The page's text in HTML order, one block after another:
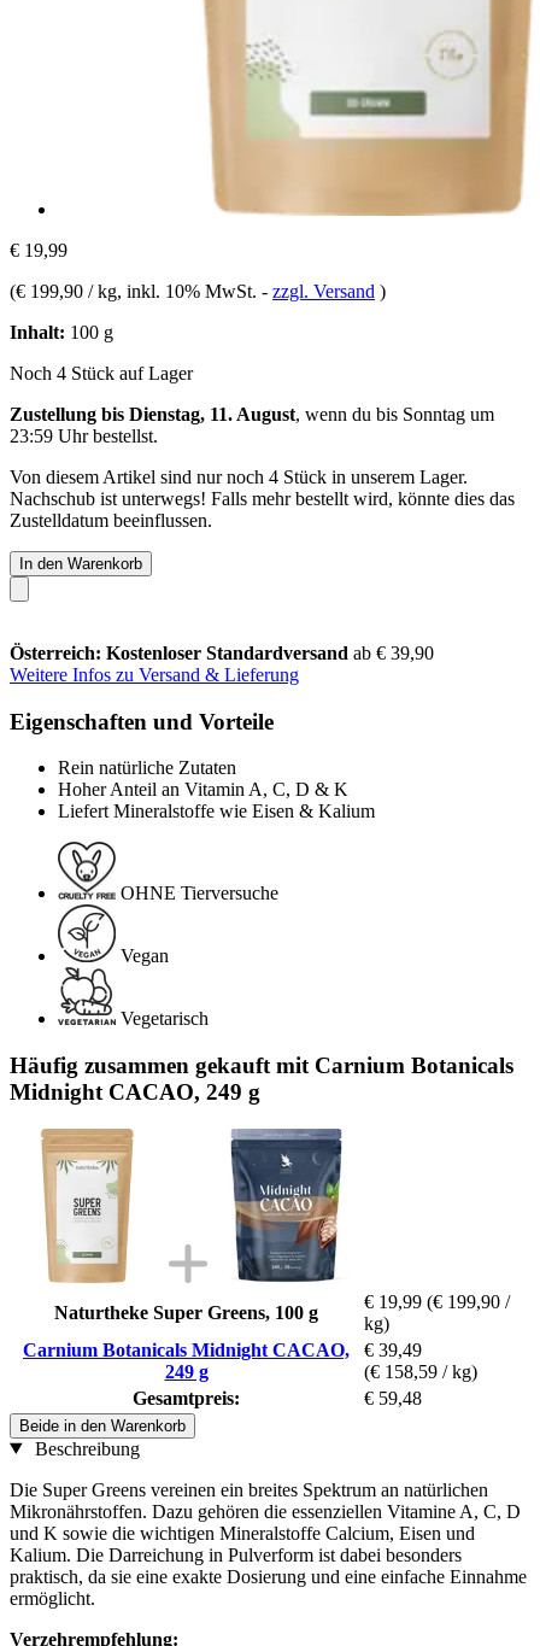
€ 19,99
(€ 199,90 / kg, inkl. 10% MwSt. - zzgl. Versand )
Inhalt: 100 g
Noch 4 Stück auf Lager
Zustellung bis Dienstag, 11. August, wenn du bis Sonntag um
23:59 Uhrbestellst.
Von diesem Artikel sind nur noch 4 Stück in unserem Lager.
Nachschub ist unterwegs! Falls mehr bestellt wird, könnte dies das
Zustelldatum beeinflussen.
In den Warenkorb
Österreich: Kostenloser Standardversand ab € 39,90
Weitere Infos zu Versand & Lieferung
Eigenschaften und Vorteile
Rein natürliche Zutaten
Hoher Anteil an Vitamin A, C, D & K
Liefert Mineralstoffe wie Eisen & Kalium
OHNE Tierversuche
Vegan
Vegetarisch
Häufig zusammen gekauft mit Carnium Botanicals
Midnight CACAO, 249 g
Naturtheke Super Greens, 100 g
€ 19,99 (€ 199,90 /
kg)
Carnium Botanicals Midnight CACAO,
249 g
€ 39,49
(€ 158,59 / kg)
Gesamtpreis:
€ 59,48
Beide in den Warenkorb
Beschreibung
Die Super Greens vereinen ein breites Spektrum an natürlichen
Mikronährstoffen. Dazu gehören die essenziellen Vitamine A, C, D
und K sowie die wichtigen Mineralstoffe Calcium, Eisen und
Kalium. Die Darreichung in Pulverform ist dabei besonders
praktisch, da sie eine exakte Dosierung und eine einfache Einnahme
ermöglicht.
Verzehrempfehlung: